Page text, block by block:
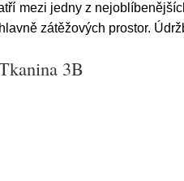
mezi jedny z
zátěžových prostor.
3B